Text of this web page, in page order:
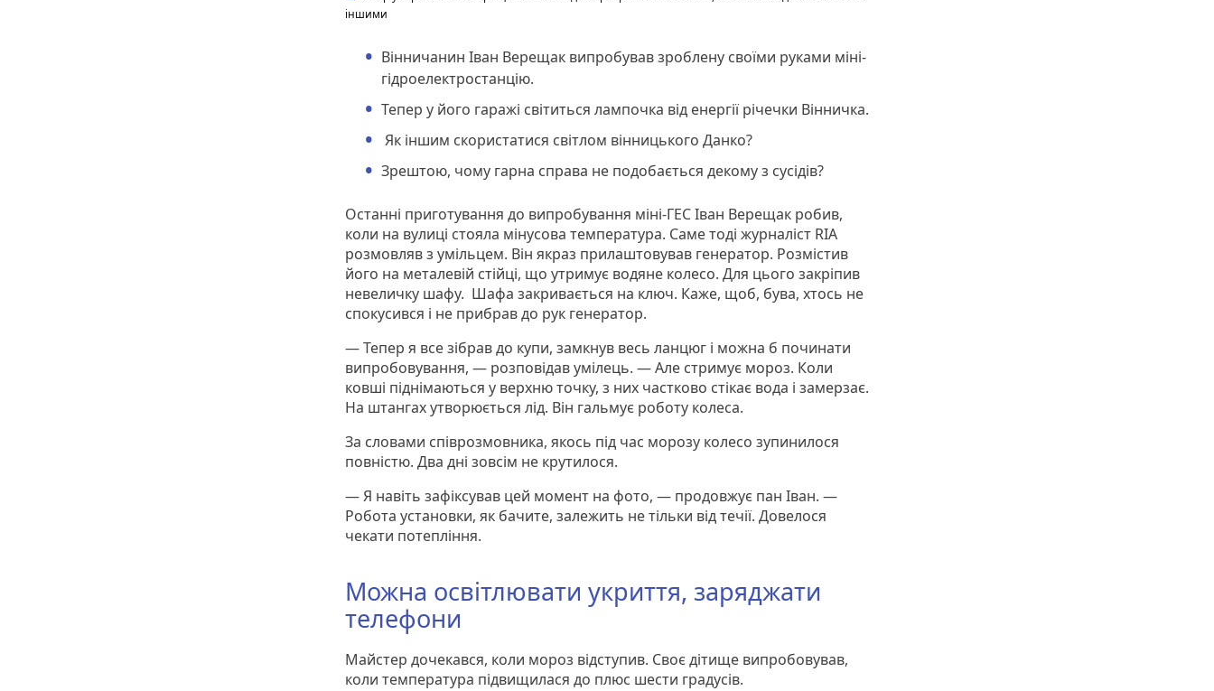
іншими
Вінничанин Іван Верещак випробував зроблену своїми руками міні-
гідроелектростанцію.
Тепер у його гаражі світиться лампочка від енергії річечки Вінничка.
Як іншим скористатися світлом вінницького Данко?
Зрештою, чому гарна справа не подобається декому з сусідів?
Останні приготування до випробування міні-ГЕС Іван Верещак робив,
коли на вулиці стояла мінусова температура. Саме тоді журналіст RIA
розмовляв з умільцем. Він якраз прилаштовував генератор. Розмістив
його на металевій стійці, що утримує водяне колесо. Для цього закріпив
невеличку шафу. Шафа закривається на ключ. Каже, щоб, бува, хтось не
спокусився і не прибрав до рук генератор.
— Тепер я все зібрав до купи, замкнув весь ланцюг і можна б починати
випробовування, — розповідав умілець. — Але стримує мороз. Коли
ковші піднімаються у верхню точку, з них частково стікає вода і замерзає.
На штангах утворюється лід. Він гальмує роботу колеса.
За словами співрозмовника, якось під час морозу колесо зупинилося
повністю. Два дні зовсім не крутилося.
— Я навіть зафіксував цей момент на фото, — продовжує пан Іван. —
Робота установки, як бачите, залежить не тільки від течії. Довелося
чекати потепління.
Можна освітлювати укриття, заряджати
телефони
Майстер дочекався, коли мороз відступив. Своє дітище випробовував,
коли температура підвищилася до плюс шести градусів.